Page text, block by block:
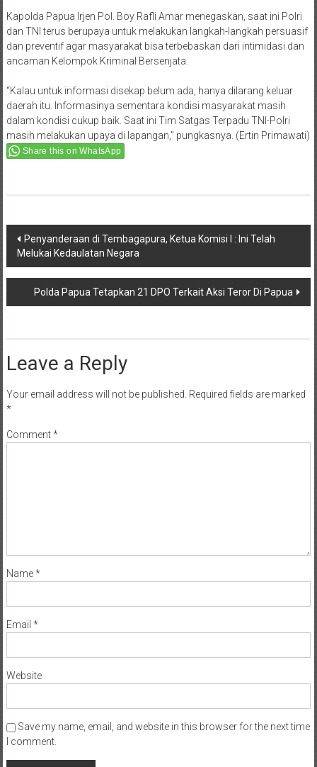
dan TNI terus berupaya untuk melakukan langkah-langkah persuasif
dan preventif agar masyarakat bisa terbebaskan dari intimidasi dan
ancaman Kelompok Kriminal Bersenjata.
daerah itu. Informasinya sementara kondisi masyarakat masih
dalam kondisi cukup baik. Saat ini Tim Satgas Terpadu TNI-Polri
masih melakukan upaya di lapangan,” pungkasnya. (Ertin Primawati)
Share this on WhatsApp
Post
navigation
Penyanderaan di Tembagapura, Ketua Komisi I : Ini Telah
Melukai Kedaulatan Negara
Polda Papua Tetapkan 21 DPO Terkait Aksi Teror Di Papua
*
Name*
Email*
Website
Save my name, email, and website in this browser for the next time
I comment.